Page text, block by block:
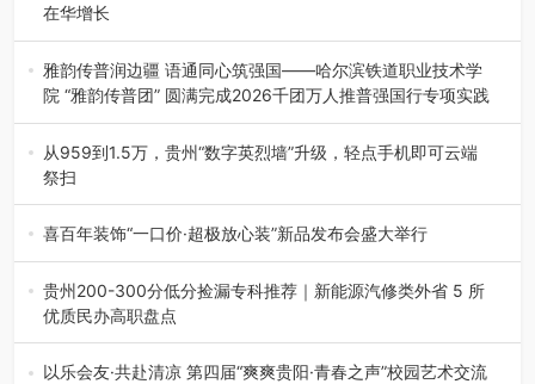
在华增长
融合全球研发实力与本土洞察，深化客户共创，赋能西南市
场创新发展 （7月27日，成…
雅韵传普润边疆 语通同心筑强国——哈尔滨铁道职业技术学
院 “雅韵传普团” 圆满完成2026千团万人推普强国行专项实践
为扎实推进2026“千团万人推普强国行”大学生暑期社会实
践，牢牢紧扣 “雅韵传普…
从959到1.5万，贵州“数字英烈墙”升级，轻点手机即可云端
祭扫
八一建军节到来之际，由贵州省退役军人事务厅指导，贵阳
市退役军人事务局联合贵州广电…
喜百年装饰“一口价·超极放心装”新品发布会盛大举行
2026年7月31日，喜百年装饰“一口价·超极放心装”新品发布
会在贵阳隆重举行。…
贵州200-300分低分捡漏专科推荐｜新能源汽修类外省 5 所
优质民办高职盘点
在贵州省高考志愿填报体系中，200至300分数段考生可选择
的省内工科、新能源汽车…
以乐会友·共赴清凉 第四届“爽爽贵阳·青春之声”校园艺术交流